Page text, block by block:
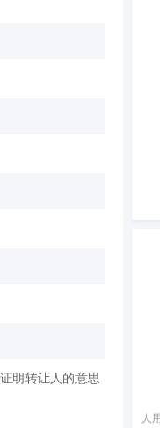
明转让人的意思